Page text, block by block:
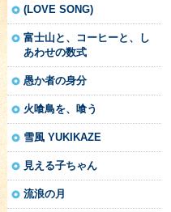
(LOVE SONG)
富士山と、コーヒーと、し
あわせの数式
愚か者の身分
火喰鳥を、喰う
雪風 YUKIKAZE
見える子ちゃん
流浪の月